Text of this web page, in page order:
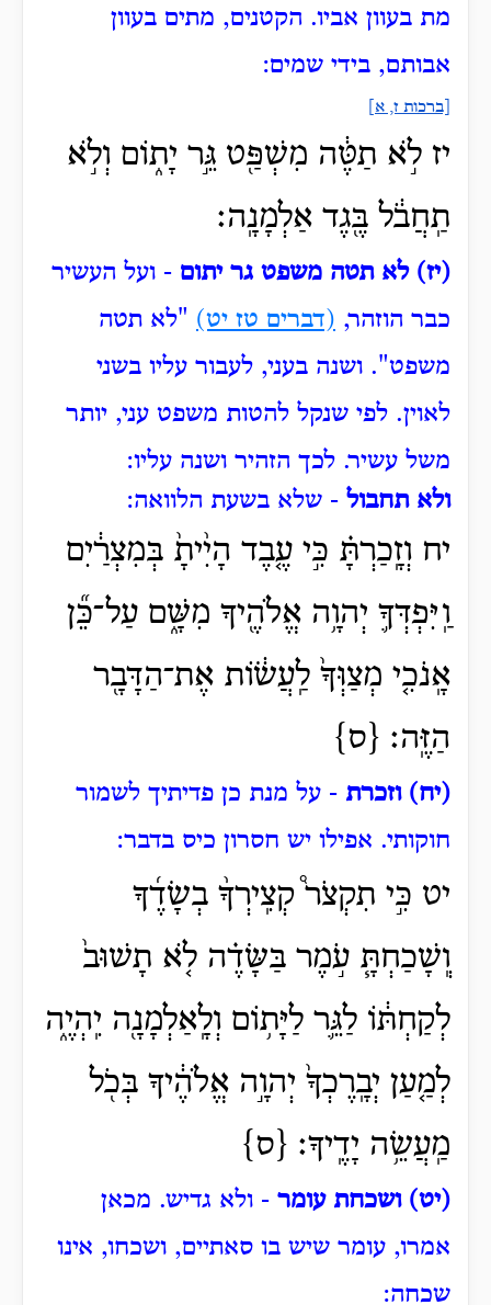
מת בעוון אביו. הקטנים, מתים בעוון
אבותם, בידי שמים:
[ברכות ז, א]
יז לֹ֣א תַטֶּ֔ה מִשְׁפַּ֖ט גֵּ֣ר יָת֑וֹם וְלֹ֣א
תַֽחֲבֹ֔ל בֶּ֖גֶד אַלְמָנָֽה׃
(יז) לא תטה משפט גר יתום - ועל העשיר
כבר הוזהר, (דברים טז יט) "לא תטה
משפט". ושנה בעני, לעבור עליו בשני
לאוין. לפי שנקל להטות משפט עני, יותר
משל עשיר. לכך הזהיר ושנה עליו:
ולא תחבול - שלא בשעת הלוואה:
יח וְזָֽכַרְתָּ֗ כִּ֣י עֶ֤בֶד הָיִ֨יתָ֙ בְּמִצְרַ֔יִם
וַֽיִּפְדְּךָ֛ יְהוָ֥ה אֱלֹהֶ֖יךָ מִשָּׁ֑ם עַל־כֵּ֞ן
אָֽנֹכִ֤י מְצַוְּךָ֙ לַֽעֲשׂ֔וֹת אֶת־הַדָּבָ֖ר
הַזֶּֽה׃ {ס}
(יח) וזכרת - על מנת כן פדיתיך לשמור
חוקותי. אפילו יש חסרון כיס בדבר:
יט כִּ֣י תִקְצֹר֩ קְצִֽירְךָ֨ בְשָׂדֶ֜ךָ
וְֽשָׁכַחְתָּ֧ עֹ֣מֶר בַּשָּׂדֶ֗ה לֹ֤א תָשׁוּב֙
לְקַחְתּ֔וֹ לַגֵּ֛ר לַיָּת֥וֹם וְלָֽאַלְמָנָ֖ה יִֽהְיֶ֑ה
לְמַ֤עַן יְבָֽרֶכְךָ֙ יְהוָ֣ה אֱלֹהֶ֔יךָ בְּכֹ֖ל
מַֽעֲשֵׂ֥ה יָדֶֽיךָ׃ {ס}
(יט) ושכחת עומר - ולא גדיש. מכאן
אמרו, עומר שיש בו סאתיים, ושכחו, אינו
שכחה: